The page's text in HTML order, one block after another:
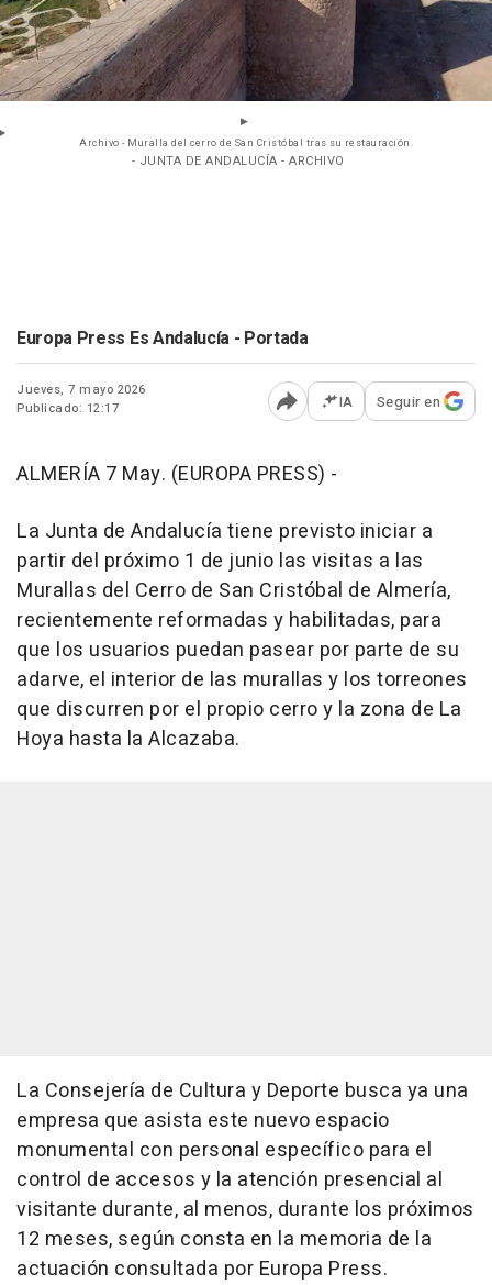
Archivo - Muralla del cerro de San Cristóbal tras su restauración.
- JUNTA DE ANDALUCÍA - ARCHIVO
Europa Press Es Andalucía - Portada
Jueves, 7 mayo 2026
Publicado: 12:17
Abrir opciones para
IA Seguir en
ALMERÍA 7 May. (EUROPA PRESS) -
La Junta de Andalucía tiene previsto iniciar a
partir del próximo 1 de junio las visitas a las
Murallas del Cerro de San Cristóbal de Almería,
recientemente reformadas y habilitadas, para
que los usuarios puedan pasear por parte de su
adarve, el interior de las murallas y los torreones
que discurren por el propio cerro y la zona de La
Hoya hasta la Alcazaba.
La Consejería de Cultura y Deporte busca ya una
empresa que asista este nuevo espacio
monumental con personal específico para el
control de accesos y la atención presencial al
visitante durante, al menos, durante los próximos
12 meses, según consta en la memoria de la
actuación consultada por Europa Press.